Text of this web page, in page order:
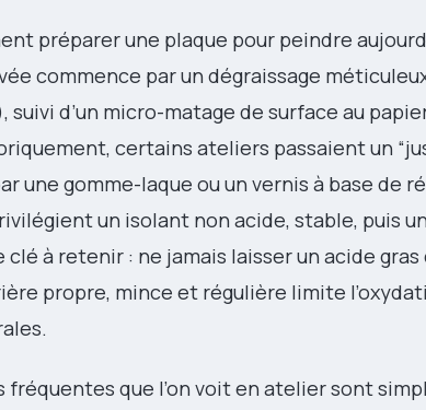
préparer une plaque pour peindre
commence par un dégraissage
d’un micro-matage de surface au
certains ateliers passaient un
une gomme-laque ou un vernis à base de
un isolant non acide, stable, puis
clé à retenir : ne jamais laisser un acide
propre, mince et régulière limite
fréquentes que l’on voit en atelier sont